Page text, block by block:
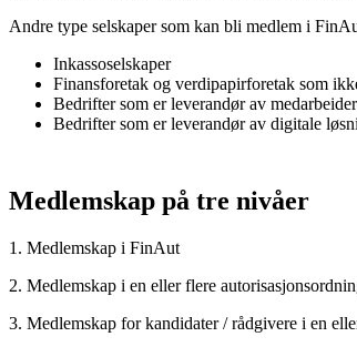
Andre type selskaper som kan bli medlem i
Inkassoselskaper
Finansforetak og verdipapirforetak som
Bedrifter som er leverandør av
Bedrifter som er leverandør av digitale
Medlemskap på tre nivåer
1. Medlemskap i FinAut
2. Medlemskap i en eller flere
3. Medlemskap for kandidater / rådgivere i en